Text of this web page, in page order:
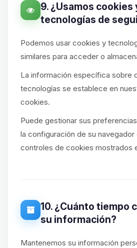
9. ¿Usamos cookies
tecnologías de
Podemos usar cookies y
similares para acceder o
La información específica sobre
tecnologías se establece en
cookies.
Puede gestionar sus
la configuración de su navegador
controles de cookies mostrados
10. ¿Cuánto tiempo
su información?
Mantenemos su información